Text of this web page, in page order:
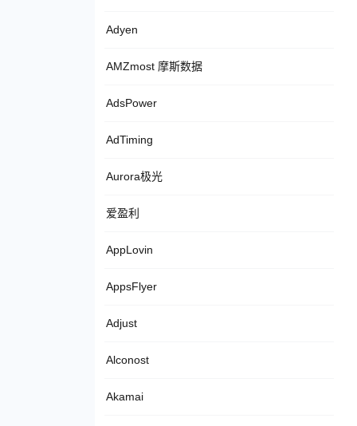
Adyen
AMZmost 摩斯数据
AdsPower
AdTiming
Aurora极光
爱盈利
AppLovin
AppsFlyer
Adjust
Alconost
Akamai